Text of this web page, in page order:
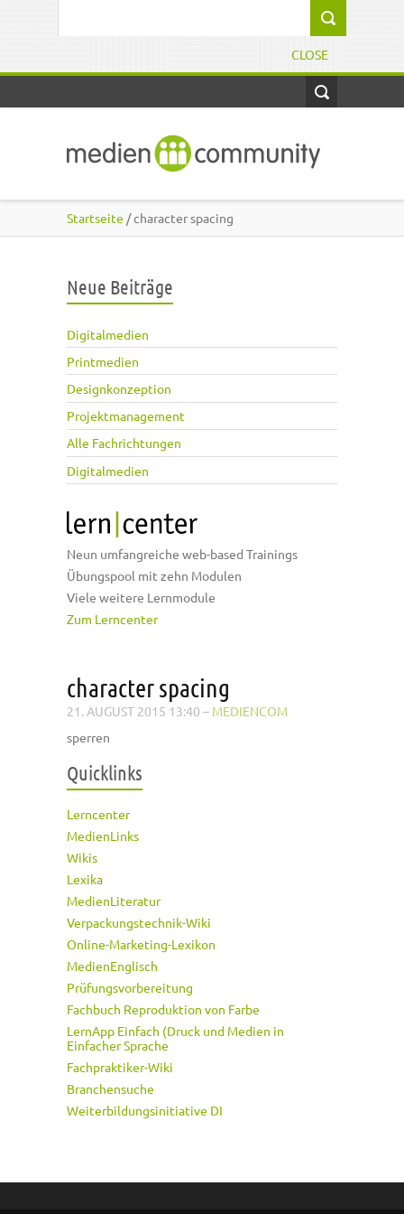
CLOSE
Startseite / character spacing
Neue Beiträge
Digitalmedien
Printmedien
Designkonzeption
Projektmanagement
Alle Fachrichtungen
Digitalmedien
Neun umfangreiche web-based Trainings
Übungspool mit zehn Modulen
Viele weitere Lernmodule
Zum Lerncenter
character spacing
21. AUGUST 2015 13:40 – MEDIENCOM
sperren
Quicklinks
Lerncenter
MedienLinks
Wikis
Lexika
MedienLiteratur
Verpackungstechnik-Wiki
Online-Marketing-Lexikon
MedienEnglisch
Prüfungsvorbereitung
Fachbuch Reproduktion von Farbe
LernApp Einfach (Druck und Medien in
Einfacher Sprache
Fachpraktiker-Wiki
Branchensuche
Weiterbildungsinitiative DI